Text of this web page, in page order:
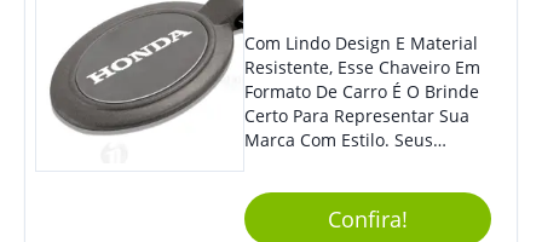
Feiras De Negócios.
Com Lindo Design E Material
Resistente, Esse Chaveiro Em
Formato De Carro É O Brinde
Certo Para Representar Sua
Marca Com Estilo. Seus
Adorar.
Confira!